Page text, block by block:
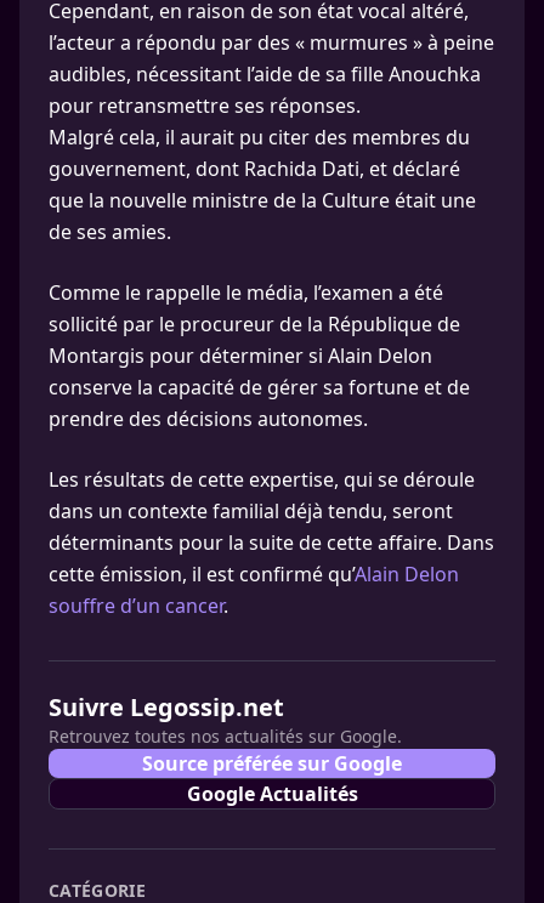
Cependant, en raison de son état vocal altéré,
l’acteur a répondu par des « murmures » à peine
audibles, nécessitant l’aide de sa fille Anouchka
pour retransmettre ses réponses.
Malgré cela, il aurait pu citer des membres du
gouvernement, dont Rachida Dati, et déclaré
que la nouvelle ministre de la Culture était une
de ses amies.
Comme le rappelle le média, l’examen a été
sollicité par le procureur de la République de
Montargis pour déterminer si Alain Delon
conserve la capacité de gérer sa fortune et de
prendre des décisions autonomes.
Les résultats de cette expertise, qui se déroule
dans un contexte familial déjà tendu, seront
déterminants pour la suite de cette affaire. Dans
cette émission, il est confirmé qu’Alain Delon
souffre d’un cancer.
Suivre Legossip.net
Retrouvez toutes nos actualités sur Google.
Source préférée sur Google
Google Actualités
CATÉGORIE